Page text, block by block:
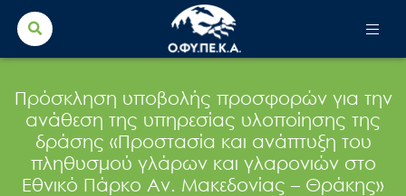
Search
for:
Πρόσκληση υποβολής προσφορών για την
ανάθεση της υπηρεσίας υλοποίησης της
δράσης «Προστασία και ανάπτυξη του
πληθυσμού γλάρων και γλαρονιών στο
Εθνικό Πάρκο Αν. Μακεδονίας – Θράκης»